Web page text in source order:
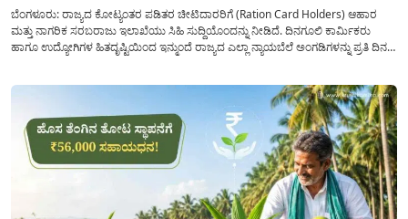
ಬೆಂಗಳೂರು: ರಾಜ್ಯದ ಕೋಟ್ಯಂತರ ಪಡಿತರ ಚೀಟಿದಾರರಿಗೆ (Ration Card Holders) ಆಹಾರ
ಮತ್ತು ನಾಗರಿಕ ಸರಬರಾಜು ಇಲಾಖೆಯು ಸಿಹಿ ಸುದ್ದಿಯೊಂದನ್ನು ನೀಡಿದೆ. ದಿನಗೂಲಿ ಕಾರ್ಮಿಕರು
ಹಾಗೂ ಉದ್ಯೋಗಿಗಳ ಹಿತದೃಷ್ಟಿಯಿಂದ ಇನ್ಮುಂದೆ ರಾಜ್ಯದ ಎಲ್ಲಾ ನ್ಯಾಯಬೆಲೆ ಅಂಗಡಿಗಳನ್ನು ಪ್ರತಿ ದಿನ